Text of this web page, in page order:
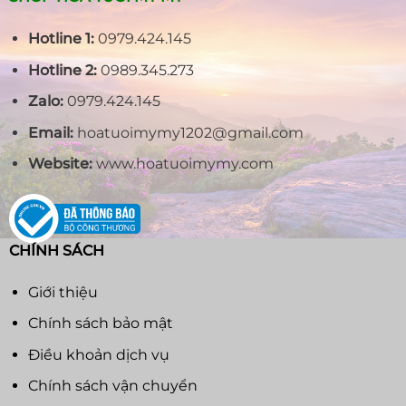
Hotline 1:0979.424.145
Hotline 2:0989.345.273
Zalo:0979.424.145
Email:hoatuoimymy1202@gmail.com
Website:www.hoatuoimymy.com
CHÍNH SÁCH
Giới thiệu
Chính sách bảo mật
Điều khoản dịch vụ
Chính sách vận chuyển